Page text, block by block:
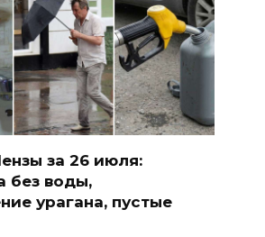
за 26 июля:
без воды,
урагана, пустые